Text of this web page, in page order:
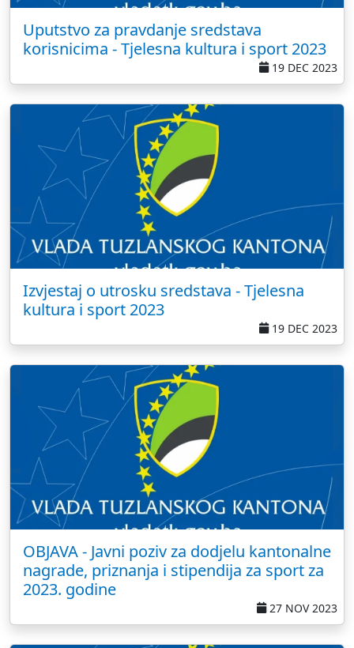
Uputstvo za pravdanje sredstava
korisnicima - Tjelesna kultura i sport 2023
19 DEC 2023
Izvjestaj o utrosku sredstava - Tjelesna
kultura i sport 2023
19 DEC 2023
OBJAVA - Javni poziv za dodjelu kantonalne
nagrade, priznanja i stipendija za sport za
2023. godine
27 NOV 2023